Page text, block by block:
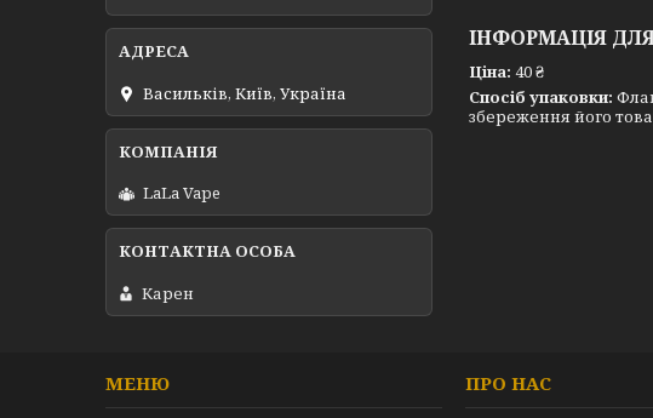
ІНФОРМАЦІЯ
Ціна: 40 ₴
Спосіб упаковки:
збереження його
Васильків, Київ, Україна
LaLa Vape
Карен
МЕНЮ ПРО НАС